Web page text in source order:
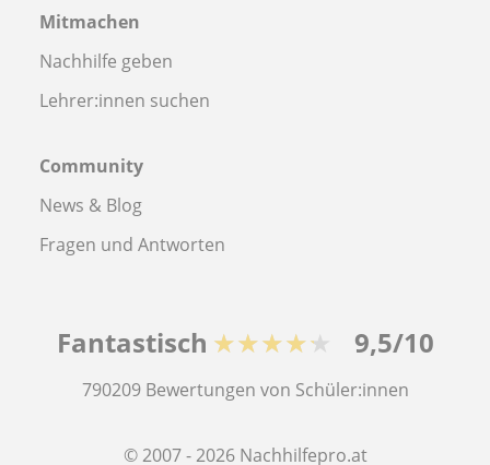
Mitmachen
Nachhilfe geben
Lehrer:innen suchen
Community
News & Blog
Fragen und Antworten
Fantastisch ★★★★★ 9,5/10
790209 Bewertungen von Schüler:innen
© 2007 - 2026 Nachhilfepro.at